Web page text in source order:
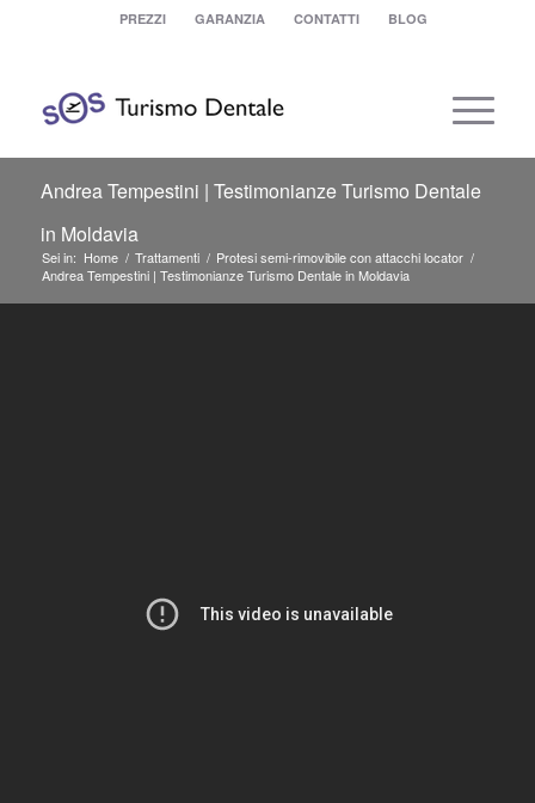
PREZZI GARANZIA CONTATTI BLOG
Andrea Tempestini | Testimonianze Turismo Dentale
in Moldavia
Sei in: Home / Trattamenti / Protesi semi-rimovibile con attacchi locator /
Andrea Tempestini | Testimonianze Turismo Dentale in Moldavia